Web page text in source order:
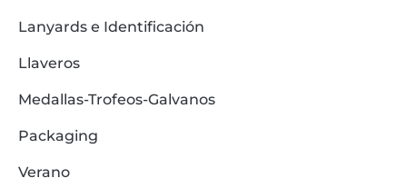
Lanyards e Identificación
Llaveros
Medallas-Trofeos-Galvanos
Packaging
Verano